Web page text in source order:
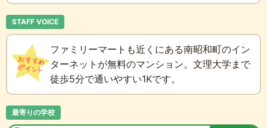
STAFF VOICE
ファミリーマートも近くにある南昭和町のイン
ターネットが無料のマンション。文理大学まで
徒歩5分で通いやすい1Kです。
最寄りの学校